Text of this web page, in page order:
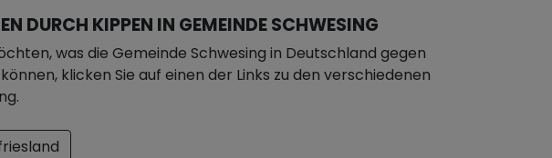
DURCH KIPPEN IN GEMEINDE SCHWESING
was die Gemeinde Schwesing in Deutschland gegen
klicken Sie auf einen der Links zu den verschiedenen